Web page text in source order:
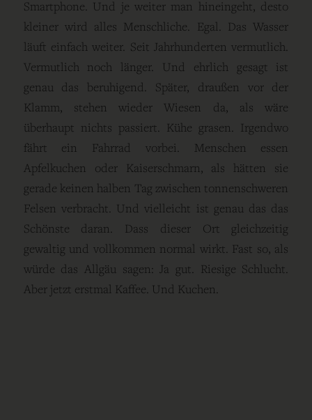
Smartphone. Und je weiter man hineingeht, desto
kleiner wird alles Menschliche. Egal. Das Wasser
läuft einfach weiter. Seit Jahrhunderten vermutlich.
Vermutlich noch länger. Und ehrlich gesagt ist
genau das beruhigend. Später, draußen vor der
Klamm, stehen wieder Wiesen da, als wäre
überhaupt nichts passiert. Kühe grasen. Irgendwo
fährt ein Fahrrad vorbei. Menschen essen
Apfelkuchen oder Kaiserschmarn, als hätten sie
gerade keinen halben Tag zwischen tonnenschweren
Felsen verbracht. Und vielleicht ist genau das das
Schönste daran. Dass dieser Ort gleichzeitig
gewaltig und vollkommen normal wirkt. Fast so, als
würde das Allgäu sagen: Ja gut. Riesige Schlucht.
Aber jetzt erstmal Kaffee. Und Kuchen.